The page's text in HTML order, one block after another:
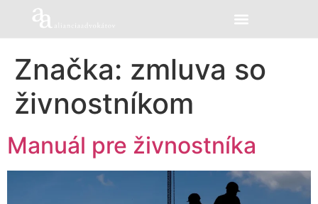
Značka: zmluva so
živnostníkom
Manuál pre živnostníka